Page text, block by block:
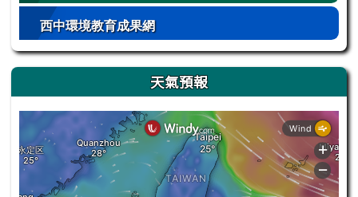
西中環境教育成果網
天氣預報